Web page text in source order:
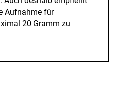
Aufnahme für
20 Gramm zu